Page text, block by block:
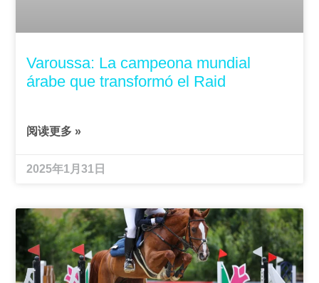
Varoussa: La campeona mundial
árabe que transformó el Raid
阅读更多 »
2025年1月31日